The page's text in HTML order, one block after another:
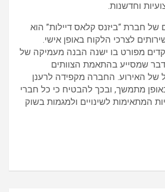
וחדשנות.
של חברת “ביזנס קלאס דיילות” הוא
לצרכי הלקוח באופן אישי.
מפורט בו ישנה הבנה מעמיקה של
דבר שמסייע בהתאמת הצוותים
של האירוע. החברה מקפידה לרענן
מתמשך, ובכך להבטיח כי כל חברי
המתאימות לשינויים ולמגמות בשוק